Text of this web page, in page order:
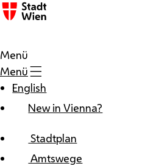
Zum Inhalt
Menü
Menü
English
New in Vienna?
Stadtplan
Amtswege